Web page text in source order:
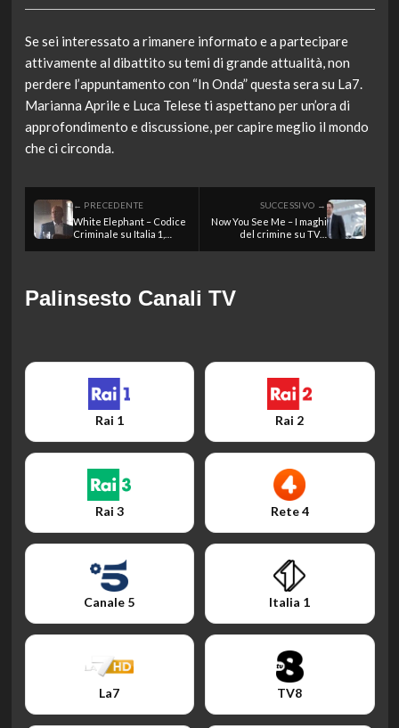
Se sei interessato a rimanere informato e a partecipare
attivamente al dibattito su temi di grande attualità, non
perdere l’appuntamento con “In Onda” questa sera su La7.
Marianna Aprile e Luca Telese ti aspettano per un’ora di
approfondimento e discussione, per capire meglio il mondo
che ci circonda.
← PRECEDENTE
White Elephant – Codice
Criminale su Italia 1,
SUCCESSIVO →
Now You See Me – I maghi
del crimine su TV8,
Palinsesto Canali TV
Rai 1 Rai 2
Rai 3 Rete 4
Canale 5 Italia 1
La7 TV8